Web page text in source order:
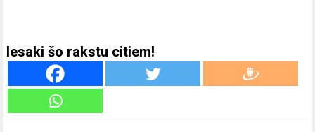
Iesaki šo rakstu citiem!